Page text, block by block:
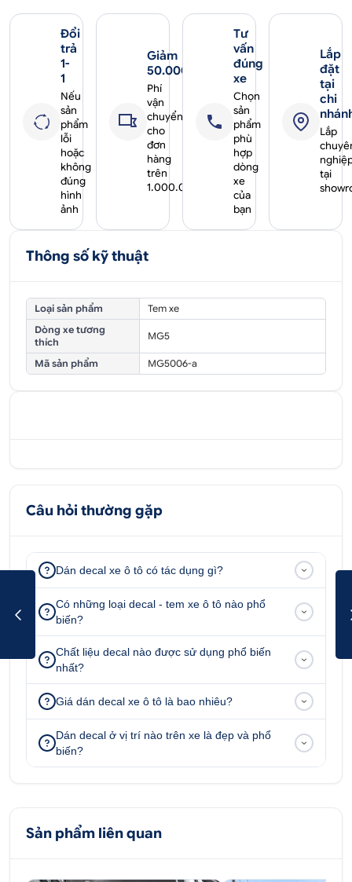
Đổi
trả
1-
1
Nếu
sản
phẩm
lỗi
hoặc
không
đúng
hình
ảnh
Giảm
50.000₫
Phí
vận
chuyển
cho
đơn
hàng
trên
1.000.000₫
Tư
vấn
đúng
xe
Chọn
sản
phẩm
phù
hợp
dòng
xe
của
bạn
Lắp
đặt
tại
chi
Lắp
tại
Thông số kỹ thuật
Loại sản phẩm
Tem xe
Dòng xe tương
thích
MG5
Mã sản phẩm MG5006-a
Câu hỏi thường gặp
Dán decal xe ô tô có tác dụng gì?
Có những loại decal - tem xe ô tô nào phổ
biến?
Chất liệu decal nào được sử dụng phổ biến
nhất?
Giá dán decal xe ô tô là bao nhiêu?
Dán decal ở vị trí nào trên xe là đẹp và phổ
biến?
Sản phẩm liên quan